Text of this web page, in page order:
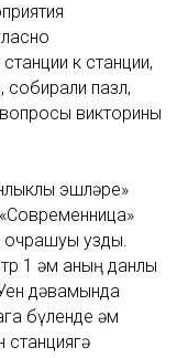
к станции,
собирали пазл,
викторины
эшләре»
очрашуы узды.
1 һәм аның данлы
дәвамында
бүленде һәм
станциягә